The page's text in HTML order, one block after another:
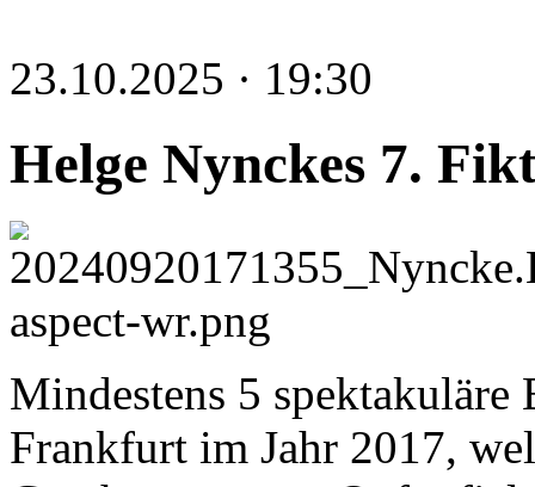
23.10.2025 · 19:30
Helge Nynckes 7.
Mindestens 5 spektakuläre
Frankfurt im Jahr 2017,